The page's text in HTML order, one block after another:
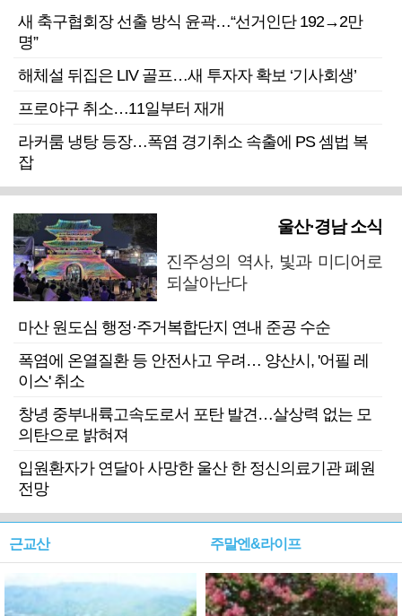
새 축구협회장 선출 방식 윤곽…“선거인단 192→2만
명”
해체설 뒤집은 LIV 골프…새 투자자 확보 ‘기사회생’
프로야구 취소…11일부터 재개
라커룸 냉탕 등장…폭염 경기취소 속출에 PS 셈법 복
잡
울산·경남 소식
진주성의 역사, 빛과 미디어로
되살아난다
마산 원도심 행정·주거복합단지 연내 준공 수순
폭염에 온열질환 등 안전사고 우려… 양산시, '어필 레
이스' 취소
창녕 중부내륙고속도로서 포탄 발견…살상력 없는 모
의탄으로 밝혀져
입원환자가 연달아 사망한 울산 한 정신의료기관 폐원
전망
근교산 주말엔&라이프